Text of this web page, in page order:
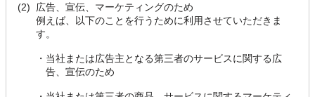
(2)
広告、宣伝、マーケティングのため
例えば、以下のことを行うために利用させていただきま
す。
・ 当社または広告主となる第三者のサービスに関する広
告、宣伝のため